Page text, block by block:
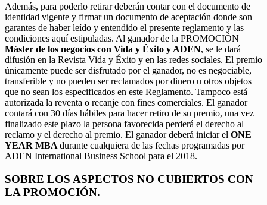
Además, para poderlo retirar deberán contar con el documento de
identidad vigente y firmar un documento de aceptación donde son
garantes de haber leído y entendido el presente reglamento y las
condiciones aquí estipuladas. Al ganador de la PROMOCIÓN
Máster de los negocios con Vida y Éxito y ADEN, se le dará
difusión en la Revista Vida y Éxito y en las redes sociales. El premio
únicamente puede ser disfrutado por el ganador, no es negociable,
transferible y no pueden ser reclamados por dinero u otros objetos
que no sean los especificados en este Reglamento. Tampoco está
autorizada la reventa o recanje con fines comerciales. El ganador
contará con 30 días hábiles para hacer retiro de su premio, una vez
finalizado este plazo la persona favorecida perderá el derecho al
reclamo y el derecho al premio. El ganador deberá iniciar el ONE
YEAR MBA durante cualquiera de las fechas programadas por
ADEN International Business School para el 2018.
SOBRE LOS ASPECTOS NO CUBIERTOS CON
LA PROMOCIÓN.